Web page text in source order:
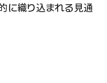
に織り込まれる見通